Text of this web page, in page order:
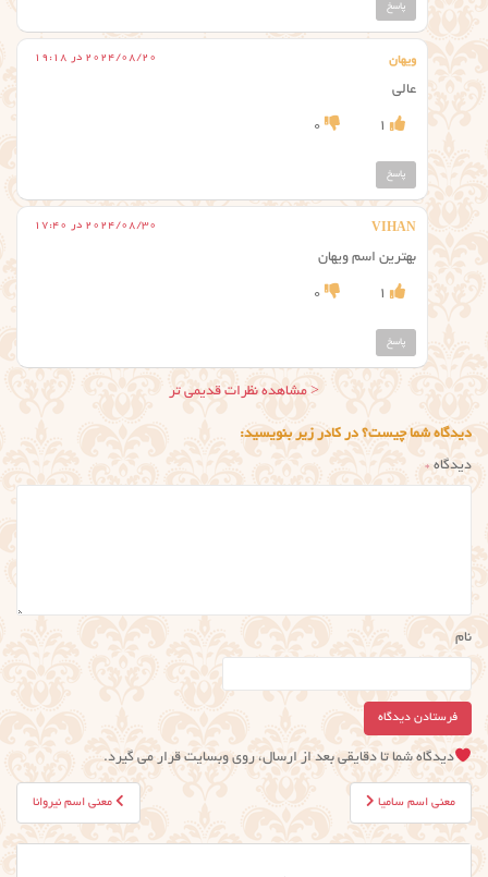
پاسخ
ویهان 2024/08/20 در 19:18
عالی
1
0
پاسخ
VIHAN 2024/08/30 در 17:40
بهترین اسم ویهان
1
0
پاسخ
ناوبری
نظر
< مشاهده نظرات قدیمی تر
دیدگاه شما چیست؟ در کادر زیر بنویسید:
دیدگاه*
نام
دیدگاه شما تا دقایقی بعد از ارسال، روی وبسایت قرار می گیرد.
راهبری
نوشته
معنی اسم نیروانا معنی اسم سامیا